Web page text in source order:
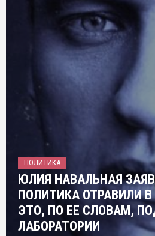
ПОЛИТИКА
ЮЛИЯ НАВАЛЬНАЯ
ПОЛИТИКА ОТРАВИЛИ
ЭТО, ПО ЕЕ СЛОВАМ,
ЛАБОРАТОРИИ